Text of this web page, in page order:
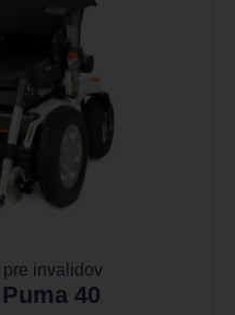
invalidov
40